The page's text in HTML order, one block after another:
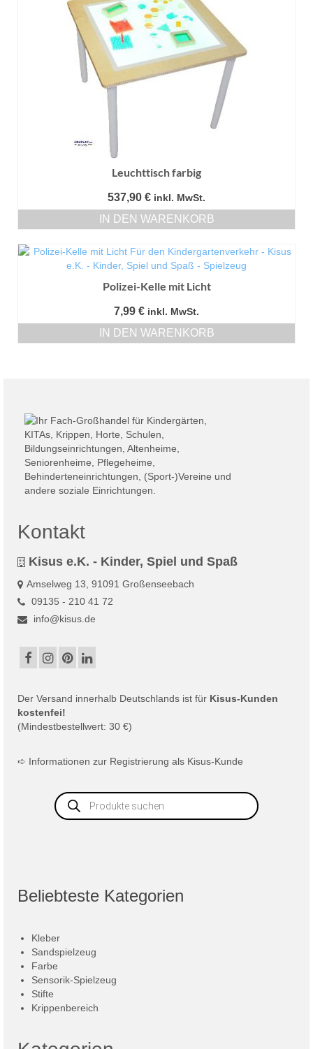
Leuchttisch farbig
537,90 € inkl. MwSt.
IN DEN WARENKORB
Polizei-Kelle mit Licht
7,99 € inkl. MwSt.
IN DEN WARENKORB
Kontakt
Kisus e.K. - Kinder, Spiel und Spaß
Amselweg 13, 91091 Großenseebach
09135 - 210 41 72
info@kisus.de
Der Versand innerhalb Deutschlands ist für Kisus-Kunden
kostenfei!
(Mindestbestellwert: 30 €)
➪ Informationen zur Registrierung als Kisus-Kunde
Products
search
Beliebteste Kategorien
Kleber
Sandspielzeug
Farbe
Sensorik-Spielzeug
Stifte
Krippenbereich